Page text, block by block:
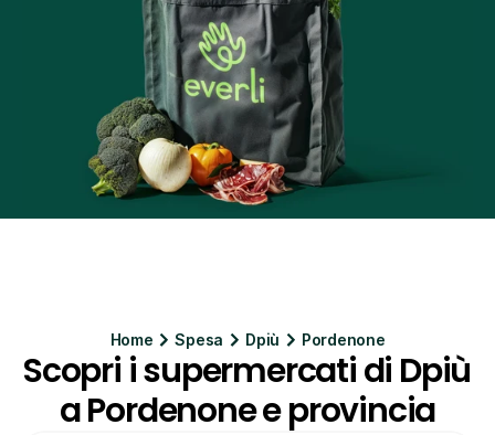
Home Spesa Dpiù Pordenone
Scopri i supermercati di Dpiù
a Pordenone e provincia